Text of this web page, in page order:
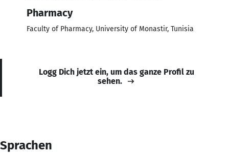
Pharmacy
Faculty of Pharmacy, University of Monastir, Tunisia
Logg Dich jetzt ein, um das ganze Profil zu
sehen.
Sprachen